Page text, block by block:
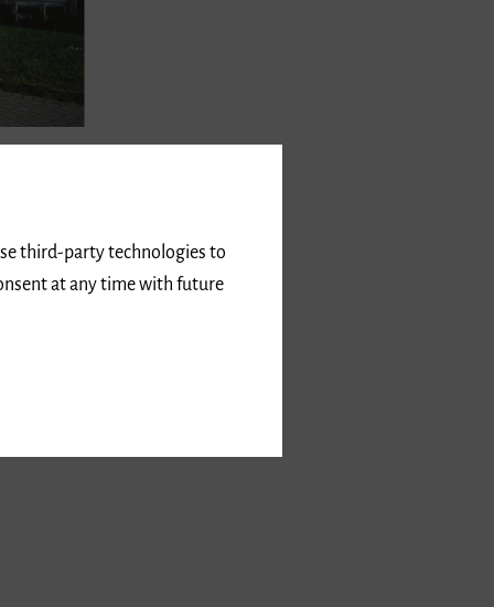
third-party technologies to
at any time with future